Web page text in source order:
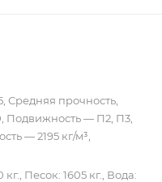
Средняя прочность,
Подвижность — П2, П3,
— 2195 кг/м³,
Песок: 1605 кг., Вода: